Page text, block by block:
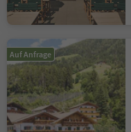
Auf Anfrage